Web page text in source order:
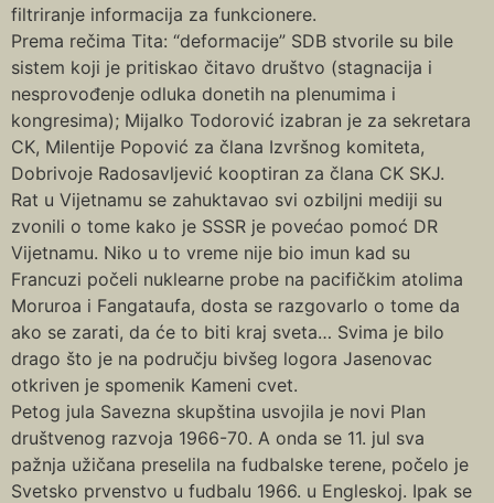
filtriranje informacija za funkcionere.
Prema rečima Tita: “deformacije” SDB stvorile su bile
sistem koji je pritiskao čitavo društvo (stagnacija i
nesprovođenje odluka donetih na plenumima i
kongresima); Mijalko Todorović izabran je za sekretara
CK, Milentije Popović za člana Izvršnog komiteta,
Dobrivoje Radosavljević kooptiran za člana CK SKJ.
Rat u Vijetnamu se zahuktavao svi ozbiljni mediji su
zvonili o tome kako je SSSR je povećao pomoć DR
Vijetnamu. Niko u to vreme nije bio imun kad su
Francuzi počeli nuklearne probe na pacifičkim atolima
Moruroa i Fangataufa, dosta se razgovarlo o tome da
ako se zarati, da će to biti kraj sveta… Svima je bilo
drago što je na području bivšeg logora Jasenovac
otkriven je spomenik Kameni cvet.
Petog jula Savezna skupština usvojila je novi Plan
društvenog razvoja 1966-70. A onda se 11. jul sva
pažnja užičana preselila na fudbalske terene, počelo je
Svetsko prvenstvo u fudbalu 1966. u Engleskoj. Ipak se